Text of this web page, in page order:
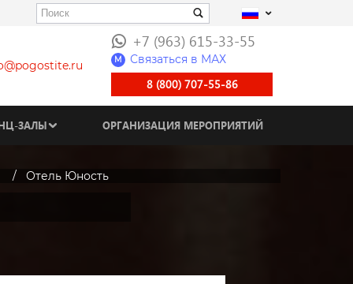
+7 (963) 615-33-55
M Связаться в МАХ
8 (800) 707-55-86
ЗАЛЫ ОРГАНИЗАЦИЯ МЕРОПРИЯТИЙ
Отель Юность